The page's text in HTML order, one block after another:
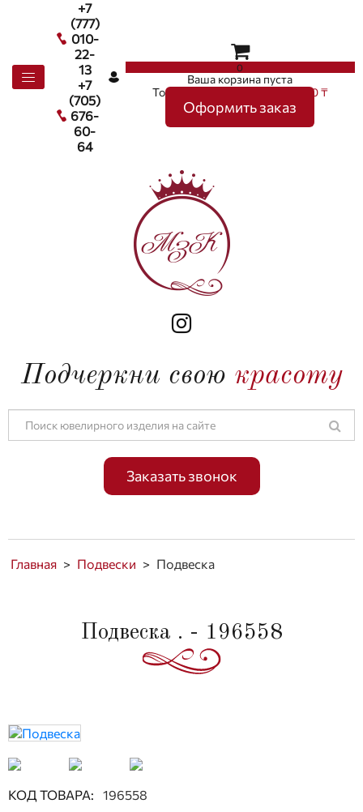
+7
(777)
010-
22-
13
+7
(705)
676-
60-
64
0
Ваша корзина пуста
Товаров в корзине
на сумму0 ₸
Оформить заказ
Подчеркни свою красоту
Заказать звонок
Главная > Подвески > Подвеска
Подвеска . - 196558
КОД ТОВАРА: 196558